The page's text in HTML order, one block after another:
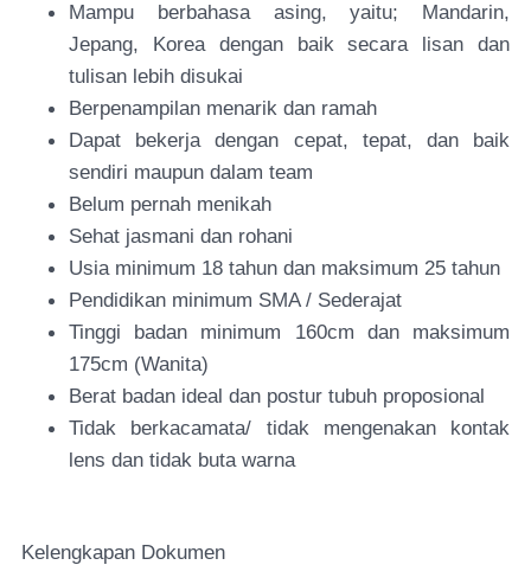
Mampu berbahasa asing, yaitu; Mandarin,
Jepang, Korea dengan baik secara lisan dan
tulisan lebih disukai
Berpenampilan menarik dan ramah
Dapat bekerja dengan cepat, tepat, dan baik
sendiri maupun dalam team
Belum pernah menikah
Sehat jasmani dan rohani
Usia minimum 18 tahun dan maksimum 25 tahun
Pendidikan minimum SMA / Sederajat
Tinggi badan minimum 160cm dan maksimum
175cm (Wanita)
Berat badan ideal dan postur tubuh proposional
Tidak berkacamata/ tidak mengenakan kontak
lens dan tidak buta warna
Kelengkapan Dokumen